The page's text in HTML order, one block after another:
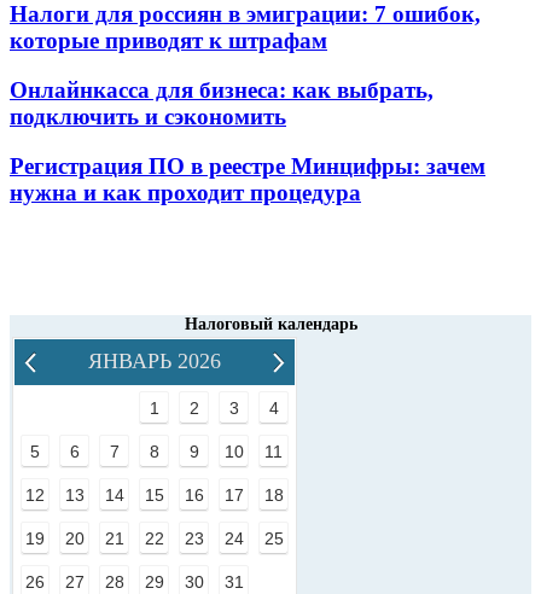
Налоги для россиян в эмиграции: 7 ошибок,
которые приводят к штрафам
Онлайнкасса для бизнеса: как выбрать,
подключить и сэкономить
Регистрация ПО в реестре Минцифры: зачем
нужна и как проходит процедура
Налоговый календарь
ЯНВАРЬ 2026
1 2 3 4
5 6 7 8 9 10 11
12 13 14 15 16 17 18
19 20 21 22 23 24 25
26 27 28 29 30 31